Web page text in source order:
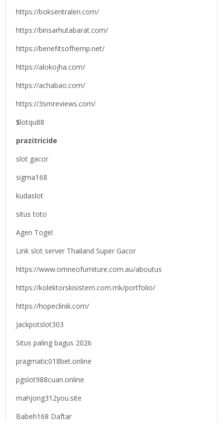
https://boksentralen.com/
https://binsarhutabarat.com/
https://benefitsofhemp.net/
https://alokojha.com/
https://achabao.com/
https://3smreviews.com/
Slotqu88
prazitricide
slot gacor
sigma168
kudaslot
situs toto
Agen Togel
Link slot server Thailand Super Gacor
https://www.omneofurniture.com.au/aboutus
https://kolektorskisistem.com.mk/portfolio/
https://hopeclinik.com/
Jackpotslot303
Situs paling bagus 2026
pragmatic018bet.online
pgslot988cuan.online
mahjong312you.site
Babeh168 Daftar